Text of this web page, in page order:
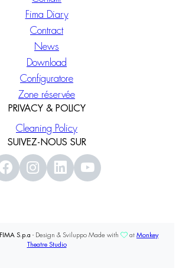
Fima Diary
Contract
News
Download
Configuratore
Zone réservée
PRIVACY & POLICY
Cleaning Policy
SUIVEZ-NOUS SUR
FIMA S.p.a - Design & Sviluppo Made with at Monkey
Theatre Studio